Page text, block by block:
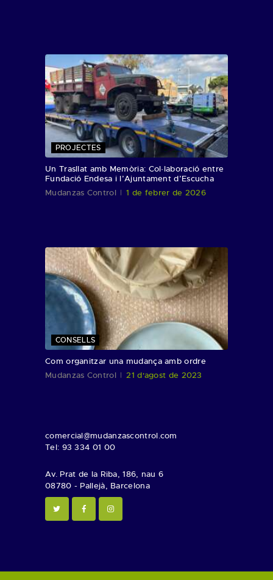
PROJECTES
Un Trasllat amb Memòria: Col·laboració entre
Fundació Endesa i l’Ajuntament d’Escucha
Mudanzas Control
1 de febrer de 2026
CONSELLS
Com organitzar una mudança amb ordre
Mudanzas Control
21 d'agost de 2023
comercial@mudanzascontrol.com
Tel: 93 334 01 00
Av. Prat de la Riba, 186, nau 6
08780 - Pallejà, Barcelona